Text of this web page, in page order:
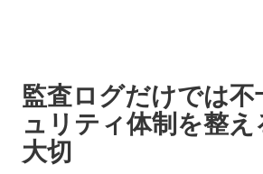
監査ログだけでは不
ュリティ体制を整え
大切